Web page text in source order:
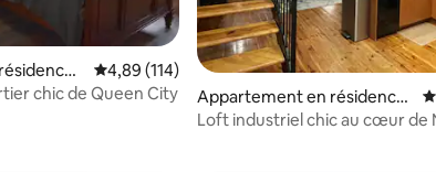
de 358 commentaires : 4,8 sur 5
⋅
Évaluation moyenne sur la base de 114
4,89 (114)
chic de Queen City
Appartement en résidence
⋅ Charlotte
Loft industriel chic au cœur de